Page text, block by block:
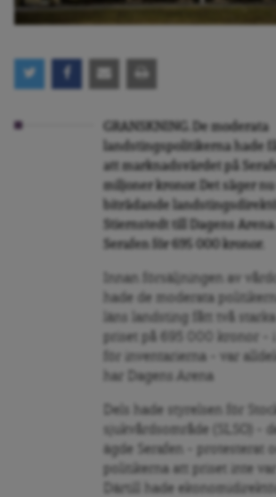
GRANSKNING. De moderata
landstingspolitikerna hade
att marknadsvärdet på
miljoner kronor. Det säger
biträdande
Stiernstedt till Dagens
Serafen för 695 000 kronor.
Innan försäljningen av
hade de moderata
läns landsting fått två
priset på 695 000 kronor –
för inventarierna – var
har Dagens Arena
Dels hade styrelsen för
sjukvårdsområde (SLSO) –
ägde Serafen – protesterat
politikerna att priset inte var
Därtill hade